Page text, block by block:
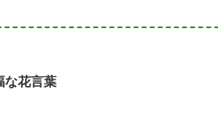
な花言葉